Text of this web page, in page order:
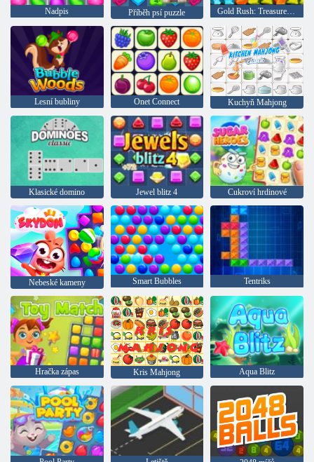
Nadpis Příběh psí puzzle Gold Rush: Treasure Hunter
Lesní bubliny Onet Connect Kuchyň Mahjong
Klasické domino Jewel blitz 4 Cukroví hrdinové
Nebeské kameny Smart Bubbles Tentriks
Hračka zápas Kris Mahjong Aqua Blitz